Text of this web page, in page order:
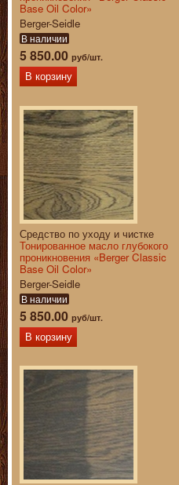
Base Oil Color»
Berger-Seidle
В наличии
5 850.00 руб/шт.
В корзину
Средство по уходу и чистке
Тонированное масло глубокого
проникновения «Berger Classic
Base Oil Color»
Berger-Seidle
В наличии
5 850.00 руб/шт.
В корзину